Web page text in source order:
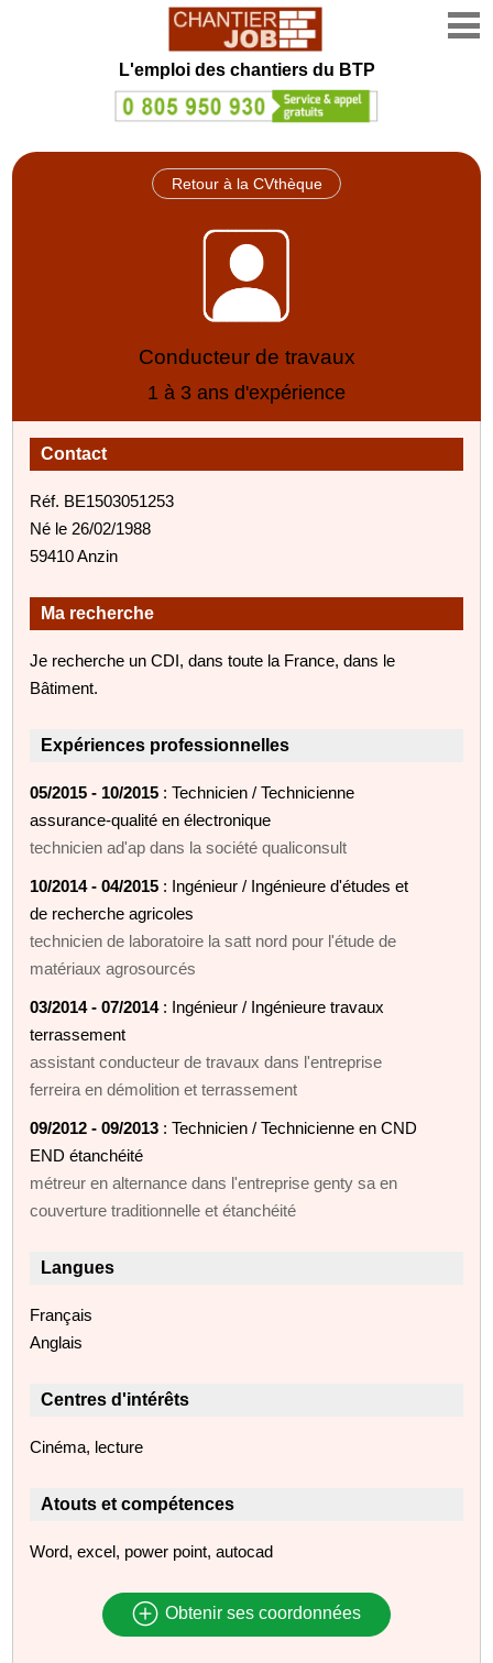
L'emploi des chantiers du BTP
Retour à la CVthèque
Conducteur de travaux
1 à 3 ans d'expérience
Contact
Réf. BE1503051253
Né le 26/02/1988
59410 Anzin
Ma recherche
Je recherche un CDI, dans toute la France, dans le
Bâtiment.
Expériences professionnelles
05/2015 - 10/2015 : Technicien / Technicienne
assurance-qualité en électronique
technicien ad'ap dans la société qualiconsult
10/2014 - 04/2015 : Ingénieur / Ingénieure d'études et
de recherche agricoles
technicien de laboratoire la satt nord pour l'étude de
matériaux agrosourcés
03/2014 - 07/2014: Ingénieur / Ingénieure travaux
terrassement
assistant conducteur de travaux dans l'entreprise
ferreira en démolition et terrassement
09/2012 - 09/2013 : Technicien / Technicienne en CND
END étanchéité
métreur en alternance dans l'entreprise genty sa en
couverture traditionnelle et étanchéité
Langues
Français
Anglais
Centres d'intérêts
Cinéma, lecture
Atouts et compétences
Word, excel, power point, autocad
Obtenir ses coordonnées